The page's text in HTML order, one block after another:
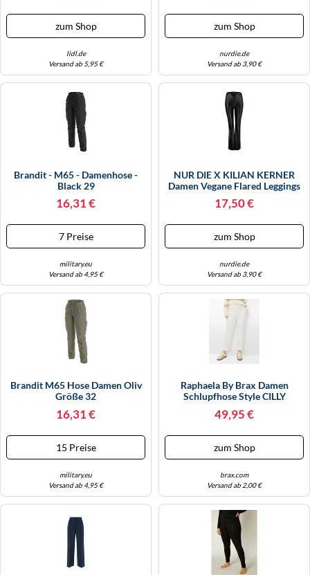
zum Shop
lidl.de
Versand ab 5,95 €
zum Shop
nurdie.de
Versand ab 3,90 €
Brandit - M65 - Damenhose -
Black 29
16,31 €
7 Preise
military.eu
Versand ab 4,95 €
NUR DIE X KILIAN KERNER
Damen Vegane Flared Leggings
In Leder-Optik - Schwarz -
Größe 32-34
17,50 €
zum Shop
nurdie.de
Versand ab 3,90 €
Brandit M65 Hose Damen Oliv
Größe 32
16,31 €
15 Preise
military.eu
Versand ab 4,95 €
Raphaela By Brax Damen
Schlupfhose Style CILLY
52K
49,95 €
zum Shop
brax.com
Versand ab 2,00 €